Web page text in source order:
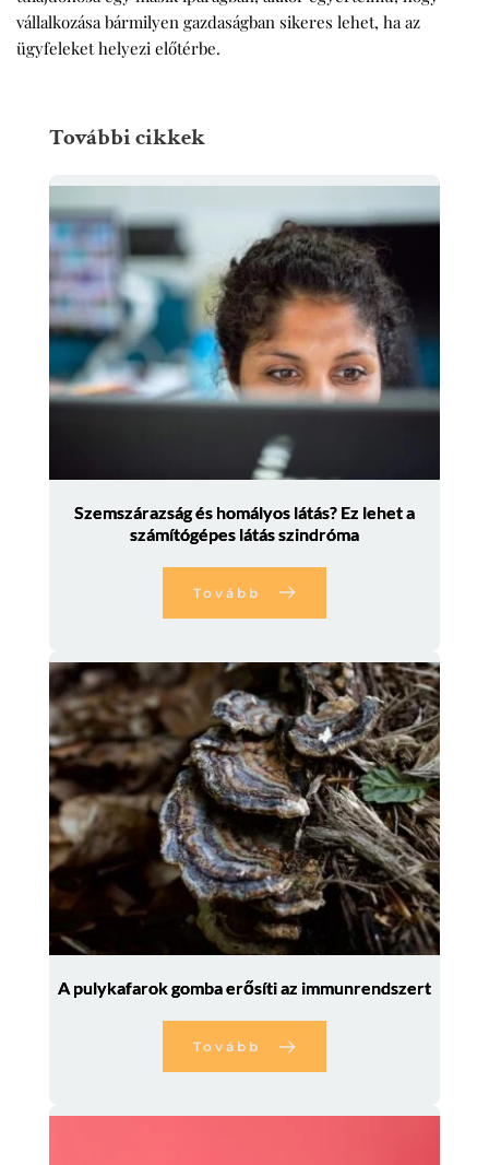
vállalkozása bármilyen gazdaságban sikeres lehet, ha az
ügyfeleket helyezi előtérbe.
További cikkek
Szemszárazság és homályos látás? Ez lehet a
számítógépes látás szindróma
Tovább
A pulykafarok gomba erősíti az immunrendszert
Tovább